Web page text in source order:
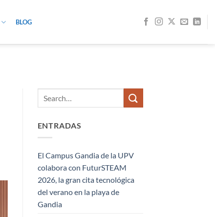
BLOG
ENTRADAS
El Campus Gandia de la UPV
colabora con FuturSTEAM
2026, la gran cita tecnológica
del verano en la playa de
Gandia